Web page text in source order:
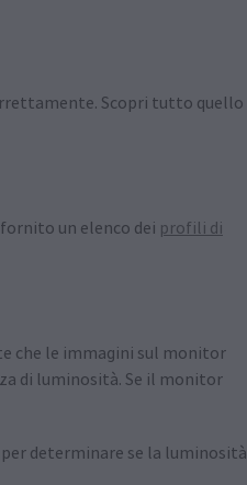
Scopri tutto quello
un elenco dei profili di
che le immagini sul monitor
di luminosità. Se il monitor
determinare se la luminosità